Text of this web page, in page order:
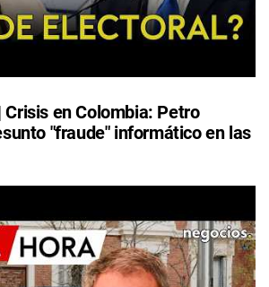
Crisis en Colombia: Petro
"fraude" informático en las